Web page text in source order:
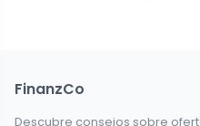
FinanzCo
Descubre consejos sobre